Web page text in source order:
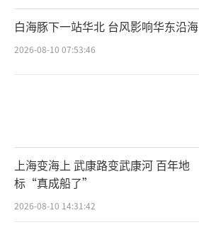
白海豚下一站华北 台风影响华东沿海
2026-08-10 07:53:46
上海变海上 武康路变武康河 百年地
标“真成船了”
2026-08-10 14:31:42